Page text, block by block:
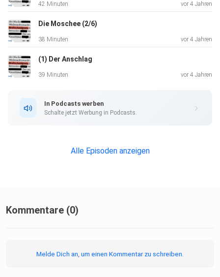
42 Minuten vor 4 Jahren
Die Moschee (2/6)
38 Minuten vor 4 Jahren
(1) Der Anschlag
39 Minuten vor 4 Jahren
In Podcasts werben
Schalte jetzt Werbung in Podcasts.
Alle Episoden anzeigen
Kommentare (0)
Melde Dich an, um einen Kommentar zu schreiben.